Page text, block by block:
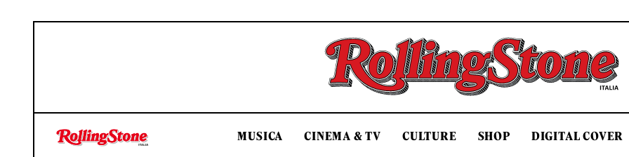
Rolling Stone Italia
MUSICA CINEMA & TV CULTURE SHOP DIGITAL COVER